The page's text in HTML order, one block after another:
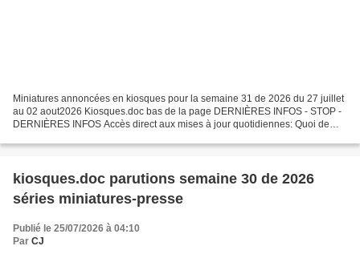
Miniatures annoncées en kiosques pour la semaine 31 de 2026 du 27 juillet
au 02 aout2026 Kiosques.doc bas de la page DERNIÈRES INFOS - STOP -
DERNIÈRES INFOS Accès direct aux mises à jour quotidiennes: Quoi de
kiosques.doc parutions semaine 30 de 2026
séries miniatures-presse
Publié le 25/07/2026 à 04:10
Par CJ